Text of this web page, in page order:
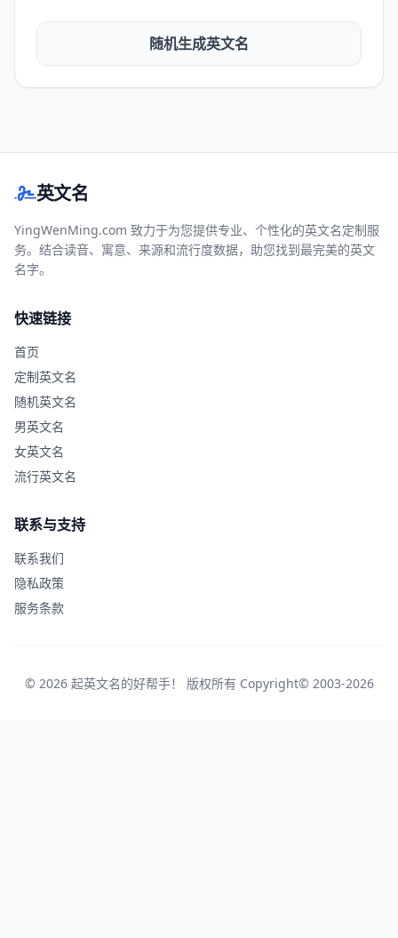
随机生成英文名
英文名
YingWenMing.com 致力于为您提供专业、个性化的英文名定制服
务。结合读音、寓意、来源和流行度数据，助您找到最完美的英文
名字。
快速链接
首页
定制英文名
随机英文名
男英文名
女英文名
流行英文名
联系与支持
联系我们
隐私政策
服务条款
© 2026 起英文名的好帮手！ 版权所有 Copyright© 2003-2026